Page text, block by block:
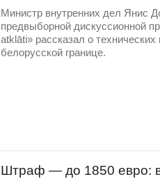
Министр внутренних дел Янис
предвыборной дискуссионной
atklāti» рассказал о
белорусской границе.
Штраф — до 1850 евро: